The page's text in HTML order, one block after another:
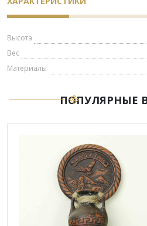
Высота
Вес
Материалы
ПОПУЛЯРНЫЕ